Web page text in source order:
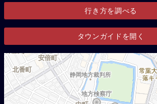
行き方を調べる
タウンガイドを開く